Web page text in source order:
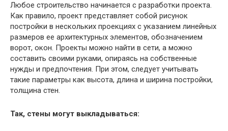
Любое строительство начинается с разработки проекта.
Как правило, проект представляет собой рисунок
постройки в нескольких проекциях с указанием линейных
размеров ее архитектурных элементов, обозначением
ворот, окон. Проекты можно найти в сети, а можно
составить своими руками, опираясь на собственные
нужды и предпочтения. При этом, следует учитывать
такие параметры как высота, длина и ширина постройки,
толщина стен.
Так, стены могут выкладываться: